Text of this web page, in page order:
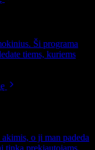
Ši programa
tiems, kuriems
o ji man padeda
tinka prekiautojams,